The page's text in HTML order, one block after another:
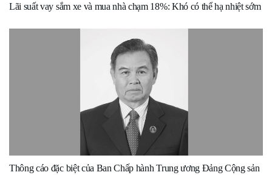
Lãi suất vay sắm xe và mua nhà chạm 18%: Khó có thể hạ nhiệt sớm
Thông cáo đặc biệt của Ban Chấp hành Trung ương Đảng Cộng sản